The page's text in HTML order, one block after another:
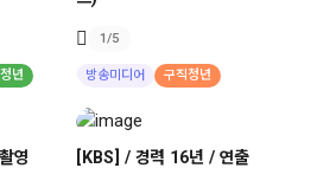
년
1 /5
방송미디어 구직청년
영 [KBS] / 경력 16년 / 연출